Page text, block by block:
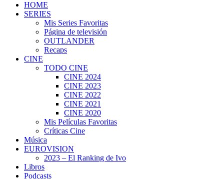
HOME
SERIES
Mis Series Favoritas
Página de televisión
OUTLANDER
Recaps
CINE
TODO CINE
CINE 2024
CINE 2023
CINE 2022
CINE 2021
CINE 2020
Mis Películas Favoritas
Críticas Cine
Música
EUROVISION
2023 – El Ranking de Ivo
Libros
Podcasts